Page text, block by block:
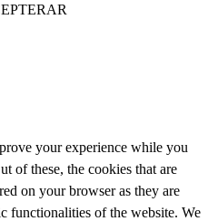
your experience while you
of these, the cookies that are
on your browser as they are
functionalities of the website. We